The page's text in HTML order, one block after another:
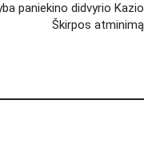
paniekino didvyrio Kazio
Škirpos atminimą